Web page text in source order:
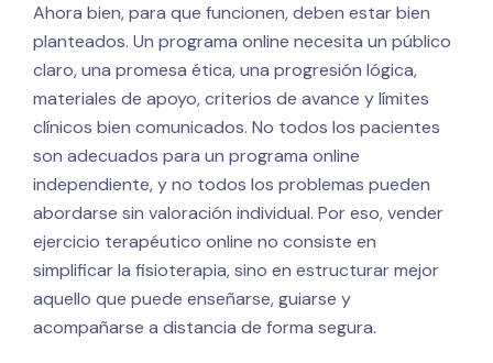
Ahora bien, para que funcionen, deben estar bien
planteados. Un programa online necesita un público
claro, una promesa ética, una progresión lógica,
materiales de apoyo, criterios de avance y límites
clínicos bien comunicados. No todos los pacientes
son adecuados para un programa online
independiente, y no todos los problemas pueden
abordarse sin valoración individual. Por eso, vender
ejercicio terapéutico online no consiste en
simplificar la fisioterapia, sino en estructurar mejor
aquello que puede enseñarse, guiarse y
acompañarse a distancia de forma segura.